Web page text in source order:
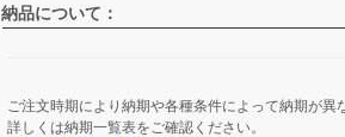
納品について：
ご注文時期により納期や各種条件によって納期が異
詳しくは納期一覧表をご確認ください。